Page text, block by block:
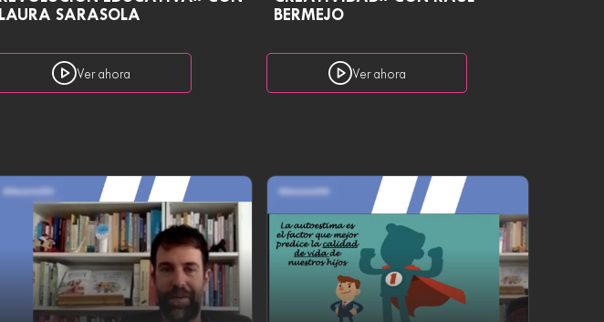
LAURA SARASOLA
Ver ahora
BERMEJO
Ver ahora